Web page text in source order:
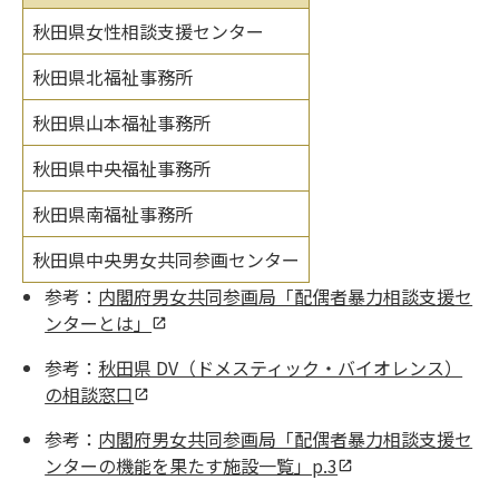
秋田県女性相談支援センター
秋田県北福祉事務所
秋田県山本福祉事務所
秋田県中央福祉事務所
秋田県南福祉事務所
秋田県中央男女共同参画センター
参考： 内閣府男女共同参画局「配偶者暴力相談支援セ
ンターとは」
参考： 秋田県 DV（ドメスティック・バイオレンス）
の相談窓口
参考： 内閣府男女共同参画局「配偶者暴力相談支援セ
ンターの機能を果たす施設一覧」p.3